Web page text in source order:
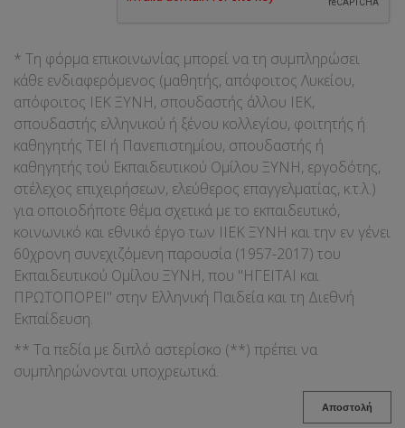
* Τη φόρμα επικοινωνίας μπορεί να τη συμπληρώσει
κάθε ενδιαφερόμενος (μαθητής, απόφοιτος Λυκείου,
απόφοιτος ΙΕΚ ΞΥΝΗ, σπουδαστής άλλου ΙΕΚ,
σπουδαστής ελληνικού ή ξένου κολλεγίου, φοιτητής ή
καθηγητής ΤΕΙ ή Πανεπιστημίου, σπουδαστής ή
καθηγητής τού Εκπαιδευτικού Ομίλου ΞΥΝΗ, εργοδότης,
στέλεχος επιχειρήσεων, ελεύθερος επαγγελματίας, κ.τ.λ.)
για οποιοδήποτε θέμα σχετικά με το εκπαιδευτικό,
κοινωνικό και εθνικό έργο των ΙΙΕΚ ΞΥΝΗ και την εν γένει
60χρονη συνεχιζόμενη παρουσία (1957-2017) του
Εκπαιδευτικού Ομίλου ΞΥΝΗ, που "ΗΓΕΙΤΑΙ και
ΠΡΩΤΟΠΟΡΕΙ" στην Ελληνική Παιδεία και τη Διεθνή
Εκπαίδευση.
** Τα πεδία με διπλό αστερίσκο (**) πρέπει να
συμπληρώνονται υποχρεωτικά.